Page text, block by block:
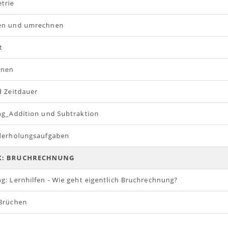
und umrechnen
Zeitdauer
und Subtraktion
BRUCHRECHNUNG
Lernhilfen - Wie geht eigentlich Bruchrechnung?